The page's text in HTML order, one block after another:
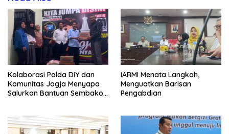
Kolaborasi Polda DIY dan
Komunitas Jogja Menyapa
Salurkan Bantuan Sembako,
IARMI Menata Langkah,
Menguatkan Barisan
Pengabdian